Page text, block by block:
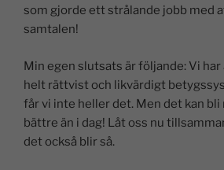
som gjorde ett strålande jobb med
samtalen!
Min egen slutsats är följande: Vi
helt rättvist och likvärdigt
får vi inte heller det. Men det kan
bättre än i dag! Låt oss nu
det också blir så.